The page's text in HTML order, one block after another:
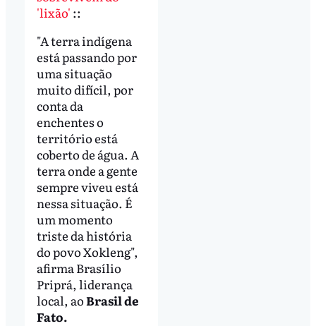
'lixão' ::
"A terra indígena
está passando por
uma situação
muito difícil, por
conta da
enchentes o
território está
coberto de água. A
terra onde a gente
sempre viveu está
nessa situação. É
um momento
triste da história
do povo Xokleng",
afirma Brasílio
Priprá, liderança
local, aoBrasil de
Fato.